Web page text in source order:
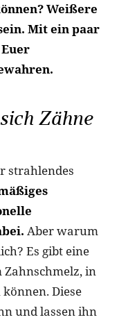
Weißere
Mit ein paar
Zähne
strahlendes
Aber warum
Es gibt eine
Zahnschmelz, in
Diese
und lassen ihn